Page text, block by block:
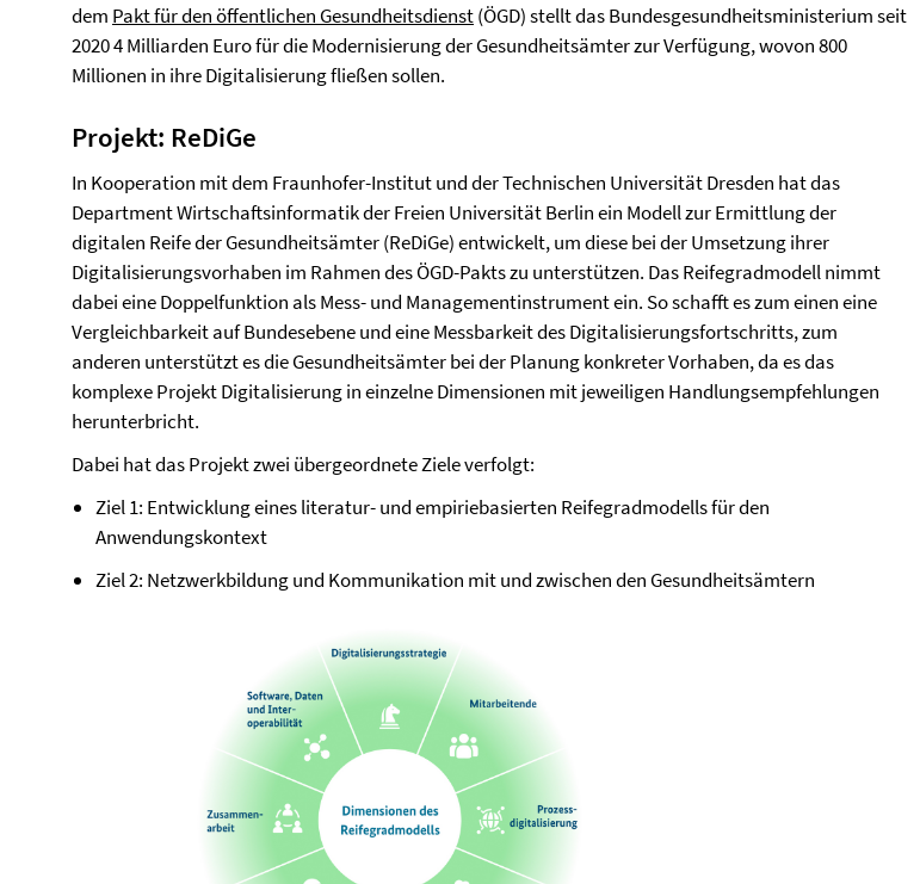
dem Pakt für den öffentlichen Gesundheitsdienst(ÖGD) stellt das Bundesgesundheitsministerium seit
2020 4 Milliarden Euro für die Modernisierung der Gesundheitsämter zur Verfügung, wovon 800
Millionen in ihre Digitalisierung fließen sollen.
Projekt: ReDiGe
In Kooperation mit dem Fraunhofer-Institut und der Technischen Universität Dresden hat das
Department Wirtschaftsinformatik der Freien Universität Berlin ein Modell zur Ermittlung der
digitalen Reife der Gesundheitsämter (ReDiGe) entwickelt, um diese bei der Umsetzung ihrer
Digitalisierungsvorhaben im Rahmen des ÖGD-Pakts zu unterstützen. Das Reifegradmodell nimmt
dabei eine Doppelfunktion als Mess- und Managementinstrument ein. So schafft es zum einen eine
Vergleichbarkeit auf Bundesebene und eine Messbarkeit des Digitalisierungsfortschritts, zum
anderen unterstützt es die Gesundheitsämter bei der Planung konkreter Vorhaben, da es das
komplexe Projekt Digitalisierung in einzelne Dimensionen mit jeweiligen Handlungsempfehlungen
herunterbricht.
Dabei hat das Projekt zwei übergeordnete Ziele verfolgt:
Ziel 1: Entwicklung eines literatur- und empiriebasierten Reifegradmodells für den
Anwendungskontext
Ziel 2: Netzwerkbildung und Kommunikation mit und zwischen den Gesundheitsämtern